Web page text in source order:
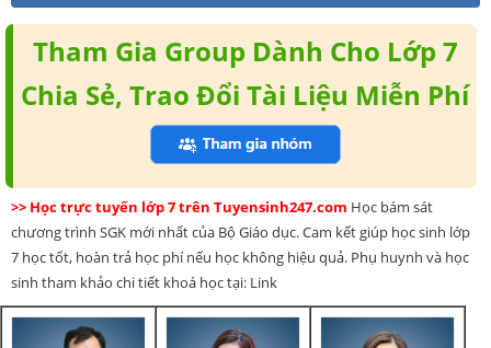
Tham Gia Group Dành Cho Lớp 7
Chia Sẻ, Trao Đổi Tài Liệu Miễn Phí
>> Học trực tuyến lớp 7 trên Tuyensinh247.com Học bám sát
chương trình SGK mới nhất của Bộ Giáo dục. Cam kết giúp học sinh lớp
7 học tốt, hoàn trả học phí nếu học không hiệu quả. Phụ huynh và học
sinh tham khảo chi tiết khoá học tại: Link